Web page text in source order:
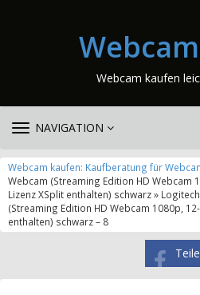
Webcam kaufen
TOGGLE
NAVIGATION
Webcam kaufen: Kaufberatung für
Webcam (Streaming Edition HD Webcam
Lizenz XSplit enthalten) schwarz »
(Streaming Edition HD Webcam 1080p,
enthalten) schwarz – 8